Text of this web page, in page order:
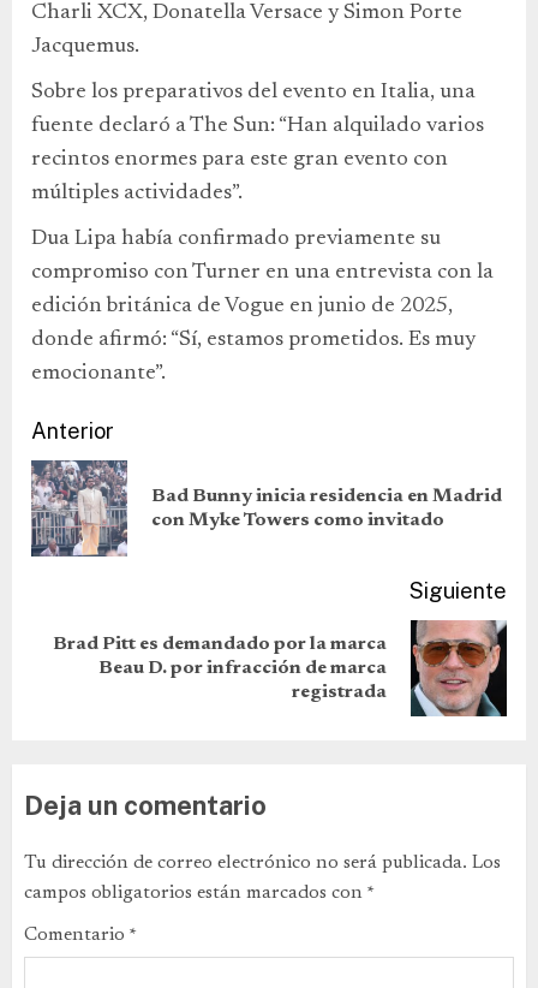
Charli XCX, Donatella Versace y Simon Porte
Jacquemus.
Sobre los preparativos del evento en Italia, una
fuente declaró a The Sun: “Han alquilado varios
recintos enormes para este gran evento con
múltiples actividades”.
Dua Lipa había confirmado previamente su
compromiso con Turner en una entrevista con la
edición británica de Vogue en junio de 2025,
donde afirmó: “Sí, estamos prometidos. Es muy
emocionante”.
Anterior
Bad Bunny inicia residencia en Madrid
con Myke Towers como invitado
Siguiente
Brad Pitt es demandado por la marca
Beau D. por infracción de marca
registrada
Deja un comentario
Tu dirección de correo electrónico no será publicada. Los
campos obligatorios están marcados con *
Comentario *